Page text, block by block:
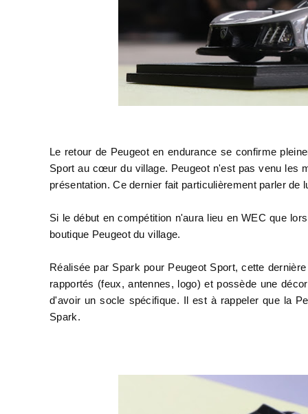
Le retour de Peugeot en endurance se confirme
Sport au cœur du village. Peugeot n'est pas venu les
présentation. Ce dernier fait particulièrement parler de
Si le début en compétition n'aura lieu en WEC que
boutique Peugeot du village.
Réalisée par Spark pour Peugeot Sport, cette
rapportés (feux, antennes, logo) et possède une
d'avoir un socle spécifique. Il est à rappeler que la
Spark.